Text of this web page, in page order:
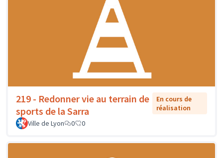
219 - Redonner vie au terrain de
sports de la Sarra
En cours de
réalisation
Ville de Lyon
0 0